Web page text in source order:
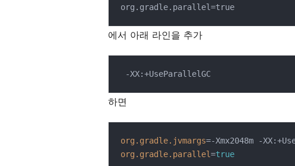
org.gradle.parallel=true
에서 아래 라인을 추가
-XX:+UseParallelGC
하면
org.gradle.jvmargs
org.gradle.parallel=true